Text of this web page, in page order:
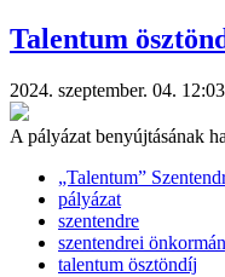
Talentum
2024. szeptember. 04. 12:03
A pályázat benyújtásának
„Talentum”
pályázat
szentendre
szentendrei
talentum ösztöndíj